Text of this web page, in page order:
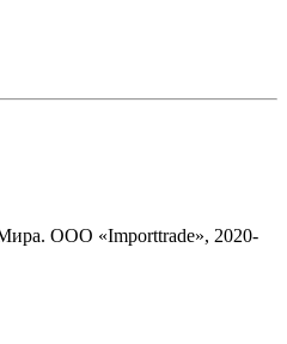
ООО «Importtrade», 2020-